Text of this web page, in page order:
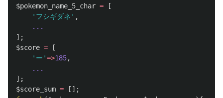
$pokemon_name_5_char =
[
'フシギダネ' ,
...
];
$score =
[
'ー'=>185,
...
];
$score_sum =
[];